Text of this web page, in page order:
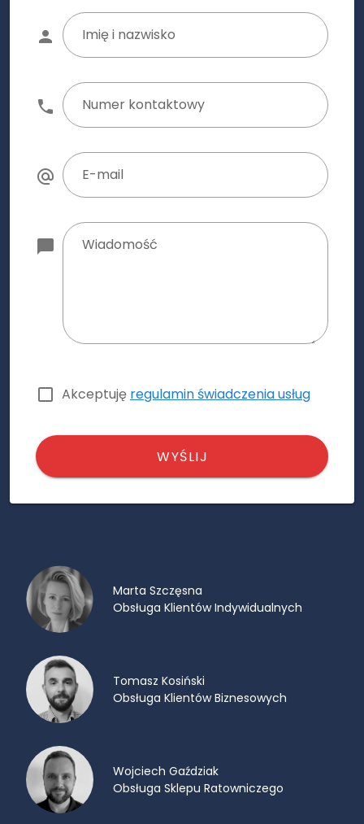
Imię i nazwisko
Numer kontaktowy
E-mail
Wiadomość
Akceptuję regulamin świadczenia usług
WYŚLIJ
Marta Szczęsna
Obsługa Klientów Indywidualnych
Tomasz Kosiński
Obsługa Klientów Biznesowych
Wojciech Gaździak
Obsługa Sklepu Ratowniczego